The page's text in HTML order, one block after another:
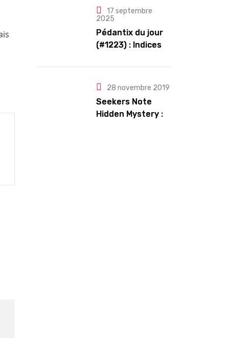
17 septembre
2025
Pédantix du jour
(#1223) : Indices
28 novembre 2019
Seekers Note
Hidden Mystery :